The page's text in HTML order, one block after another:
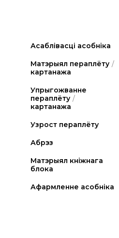
Асаблівасці асобніка
Матэрыял пераплёту /
картанажа
Упрыгожванне
пераплёту /
картанажа
Узрост пераплёту
Абрэз
Матэрыял кніжнага
блока
Афармленне асобніка